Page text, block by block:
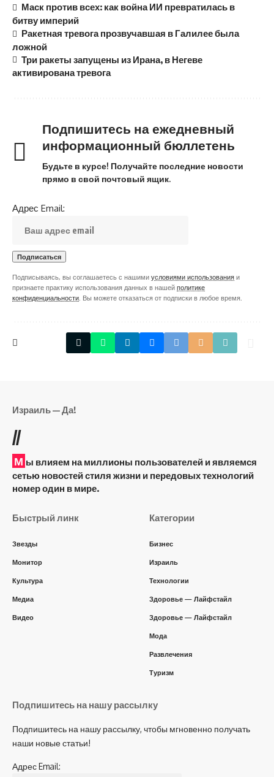
Маск против всех: как война ИИ превратилась в
битву империй
Ракетная тревога прозвучавшая в Галилее была
ложной
Три ракеты запущены из Ирана, в Негеве
активирована тревога
Подпишитесь на ежедневный
информационный бюллетень
Будьте в курсе! Получайте последние новости
прямо в свой почтовый ящик.
Адрес Email:
Подписываясь, вы соглашаетесь с нашими условиями использования и
признаете практику использования данных в нашей политике
конфиденциальности . Вы можете отказаться от подписки в любое время.
Израиль — Да!
//
М ы влияем на миллионы пользователей и являемся
сетью новостей стиля жизни и передовых технологий
номер один в мире.
Быстрый линк
Звезды
Монитор
Культура
Медиа
Видео
Категории
Бизнес
Израиль
Технологии
Здоровье — Лайфстайл
Здоровье — Лайфстайл
Мода
Развлечения
Туризм
Подпишитесь на нашу рассылку
Подпишитесь на нашу рассылку, чтобы мгновенно получать
наши новые статьи!
Адрес Email: